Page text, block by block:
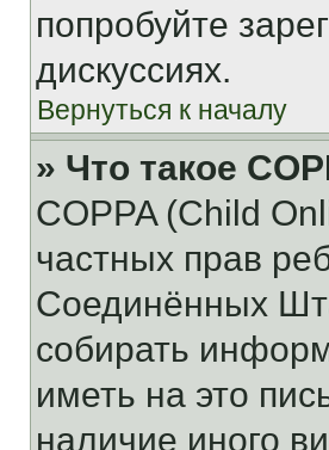
попробуйте
дискуссиях.
Вернуться к началу
» Что такое
COPPA (Child
частных прав
Соединённых
собирать
иметь на это
наличие иного